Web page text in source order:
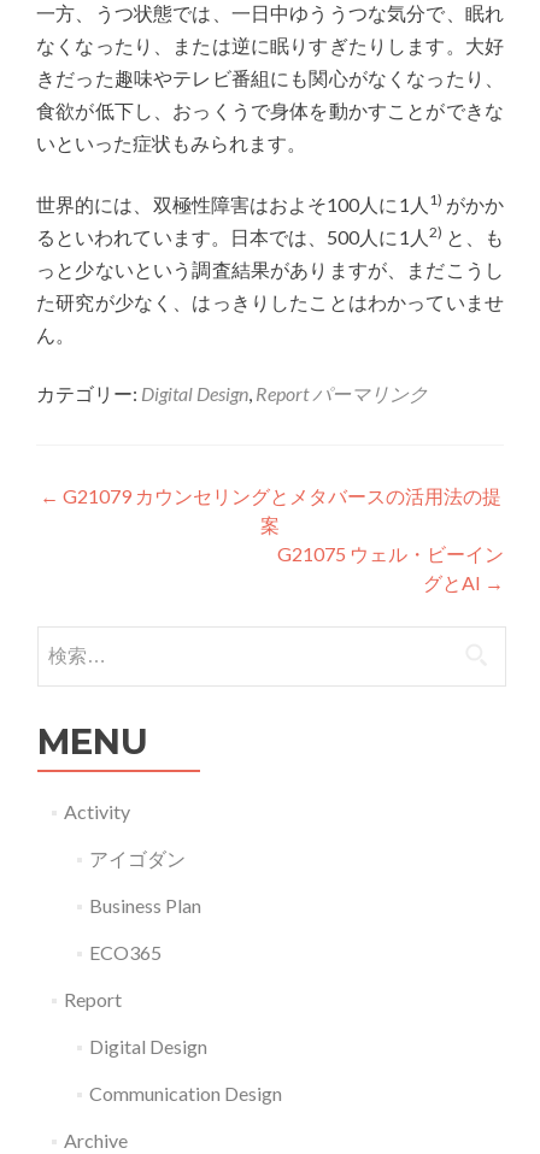
一方、うつ状態では、一日中ゆううつな気分で、眠れ
なくなったり、または逆に眠りすぎたりします。大好
きだった趣味やテレビ番組にも関心がなくなったり、
食欲が低下し、おっくうで身体を動かすことができな
いといった症状もみられます。
世界的には、双極性障害はおよそ100人に1人 1) がかか
るといわれています。日本では、500人に1人 2) と、も
っと少ないという調査結果がありますが、まだこうし
た研究が少なく、はっきりしたことはわかっていませ
ん。
カテゴリー: Digital Design, Report パーマリンク
投稿ナビゲーション
← G21079 カウンセリングとメタバースの活用法の提
案
G21075 ウェル・ビーイン
グとAI →
検索:
MENU
Activity
アイゴダン
Business Plan
ECO365
Report
Digital Design
Communication Design
Archive